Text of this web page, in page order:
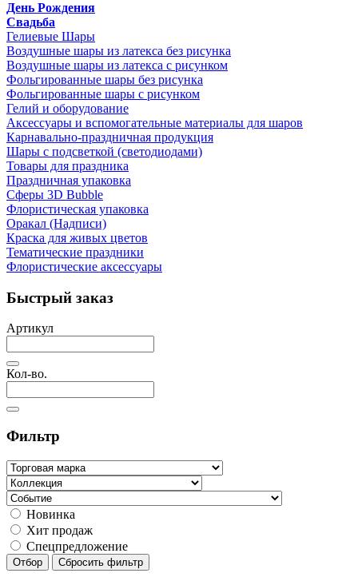
День Рождения
Свадьба
Гелиевые Шары
Воздушные шары из латекса без рисунка
Воздушные шары из латекса с рисунком
Фольгированные шары без рисунка
Фольгированные шары с рисунком
Гелий и оборудование
Аксессуары и вспомогательные материалы для шаров
Карнавально-праздничная продукция
Шары с подсветкой (светодиодами)
Товары для праздника
Праздничная упаковка
Сферы 3D Bubble
Флористическая упаковка
Оракал (Надписи)
Краска для живых цветов
Тематические праздники
Флористические аксессуары
Быстрый заказ
Артикул
Кол-во.
Фильтр
Новинка
Хит продаж
Спецпредложение
Отбор Сбросить фильтр